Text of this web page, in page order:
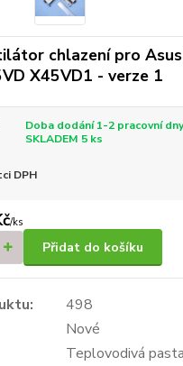
chlazení pro
X45VD1 - verze 1
Doba dodání 1-2 pracovní
SKLADEM 5 ks
DPH
/ks
Přidat do košíku
498
Nové
Teplovodivá